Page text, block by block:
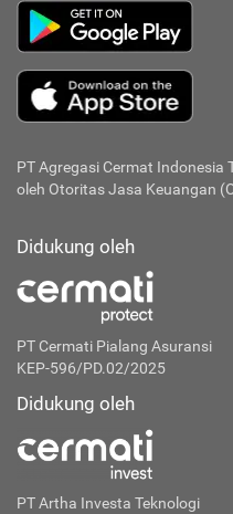
PT Agregasi Cermat Indonesia
oleh Otoritas Jasa Keuangan
Didukung oleh
PT Cermati Pialang Asuransi
KEP-596/PD.02/2025
Didukung oleh
PT Artha Investa Teknologi